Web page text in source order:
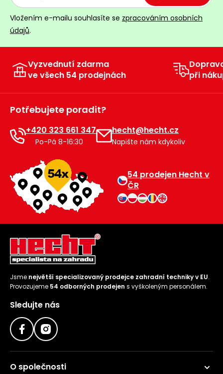
Vložením e-mailu souhlasíte se zpracováním osobních
údajů.
Vyzvednutí zdarma
ve všech 54 prodejnách
při
Potřebujete poradit?
+420 323 661 347
Po-Pá 8-16:30
hecht@hecht.cz
Napište nám kdykoliv
54 prodejen Hecht v
ČR
Jsme největší specializovaný prodejce zahradní techniky v EU.
Provozujeme 54 odborných prodejen s vyškoleným personálem.
Sledujte nás
O společnosti